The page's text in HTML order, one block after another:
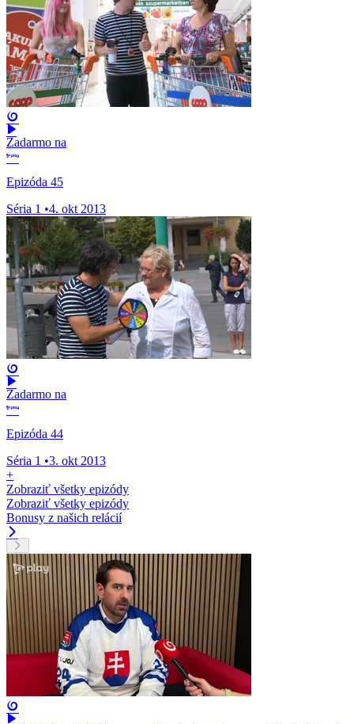
Zadarmo na
Epizóda 45
Séria 1 •4. okt 2013
Zadarmo na
Epizóda 44
Séria 1 •3. okt 2013
+
Zobraziť všetky epizódy
Zobraziť všetky epizódy
Bonusy z našich relácií